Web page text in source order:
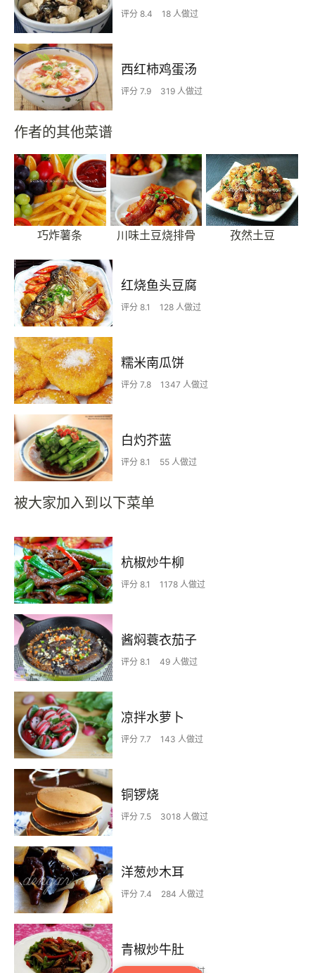
评分 8.4 18 人做过
西红柿鸡蛋汤
评分 7.9 319 人做过
作者的其他菜谱
巧炸薯条 川味土豆烧排骨 孜然土豆
红烧鱼头豆腐
评分 8.1 128 人做过
糯米南瓜饼
评分 7.8 1347 人做过
白灼芥蓝
评分 8.1 55 人做过
被大家加入到以下菜单
杭椒炒牛柳
评分 8.1 1178 人做过
酱焖蓑衣茄子
评分 8.1 49 人做过
凉拌水萝卜
评分 7.7 143 人做过
铜锣烧
评分 7.5 3018 人做过
洋葱炒木耳
评分 7.4 284 人做过
青椒炒牛肚